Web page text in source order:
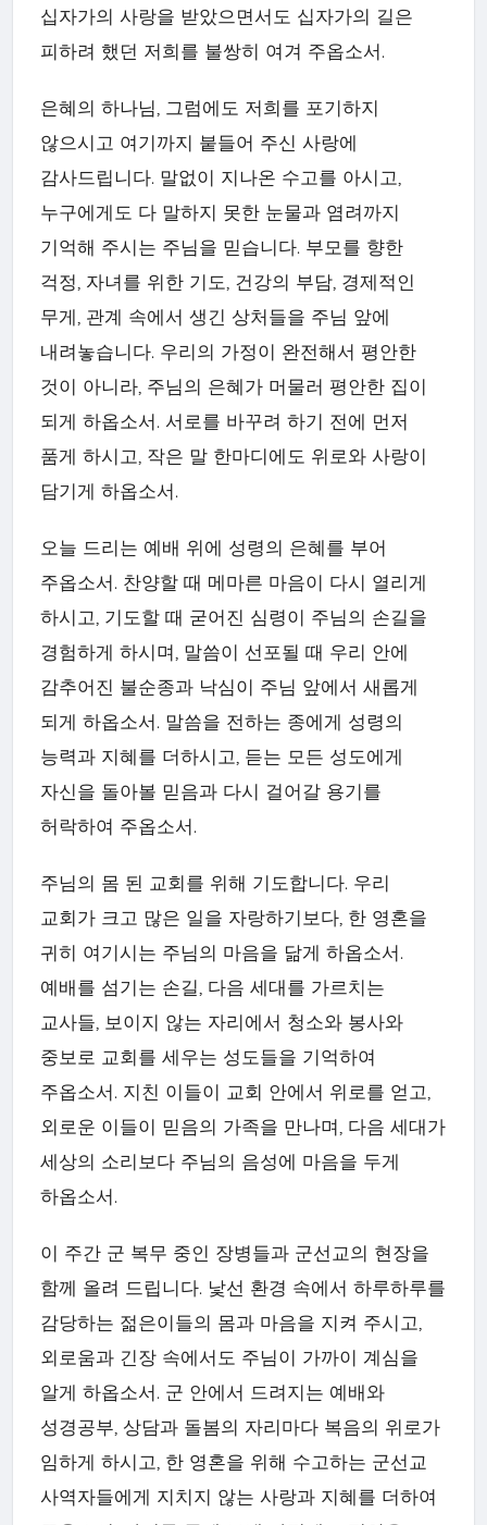
십자가의 사랑을 받았으면서도 십자가의 길은
피하려 했던 저희를 불쌍히 여겨 주옵소서.
은혜의 하나님, 그럼에도 저희를 포기하지
않으시고 여기까지 붙들어 주신 사랑에
감사드립니다. 말없이 지나온 수고를 아시고,
누구에게도 다 말하지 못한 눈물과 염려까지
기억해 주시는 주님을 믿습니다. 부모를 향한
걱정, 자녀를 위한 기도, 건강의 부담, 경제적인
무게, 관계 속에서 생긴 상처들을 주님 앞에
내려놓습니다. 우리의 가정이 완전해서 평안한
것이 아니라, 주님의 은혜가 머물러 평안한 집이
되게 하옵소서. 서로를 바꾸려 하기 전에 먼저
품게 하시고, 작은 말 한마디에도 위로와 사랑이
담기게 하옵소서.
오늘 드리는 예배 위에 성령의 은혜를 부어
주옵소서. 찬양할 때 메마른 마음이 다시 열리게
하시고, 기도할 때 굳어진 심령이 주님의 손길을
경험하게 하시며, 말씀이 선포될 때 우리 안에
감추어진 불순종과 낙심이 주님 앞에서 새롭게
되게 하옵소서. 말씀을 전하는 종에게 성령의
능력과 지혜를 더하시고, 듣는 모든 성도에게
자신을 돌아볼 믿음과 다시 걸어갈 용기를
허락하여 주옵소서.
주님의 몸 된 교회를 위해 기도합니다. 우리
교회가 크고 많은 일을 자랑하기보다, 한 영혼을
귀히 여기시는 주님의 마음을 닮게 하옵소서.
예배를 섬기는 손길, 다음 세대를 가르치는
교사들, 보이지 않는 자리에서 청소와 봉사와
중보로 교회를 세우는 성도들을 기억하여
주옵소서. 지친 이들이 교회 안에서 위로를 얻고,
외로운 이들이 믿음의 가족을 만나며, 다음 세대가
세상의 소리보다 주님의 음성에 마음을 두게
하옵소서.
이 주간 군 복무 중인 장병들과 군선교의 현장을
함께 올려 드립니다. 낯선 환경 속에서 하루하루를
감당하는 젊은이들의 몸과 마음을 지켜 주시고,
외로움과 긴장 속에서도 주님이 가까이 계심을
알게 하옵소서. 군 안에서 드려지는 예배와
성경공부, 상담과 돌봄의 자리마다 복음의 위로가
임하게 하시고, 한 영혼을 위해 수고하는 군선교
사역자들에게 지치지 않는 사랑과 지혜를 더하여